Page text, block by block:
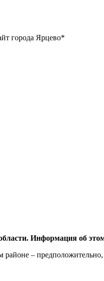
города Ярцево*
Информация об
– предположительно,